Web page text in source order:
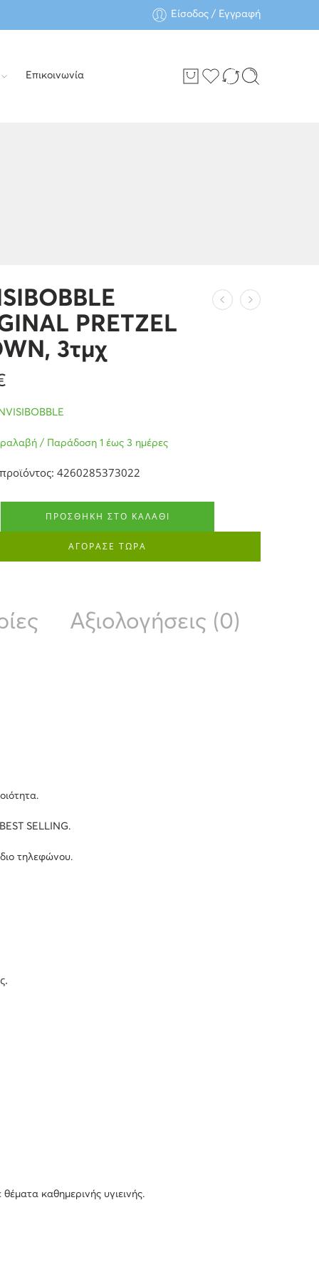
Είσοδος / Εγγραφή
Επικοινωνία
PRETZEL
3τμχ
/ Παράδοση 1 έως 3 ημέρες
4260285373022
ΠΡΟΣΘΉΚΗ ΣΤΟ ΚΑΛΆΘΙ
ΑΓΟΡΑΣΕ ΤΩΡΑ
Αξιολογήσεις (0)
SELLING.
τηλεφώνου.
καθημερινής υγιεινής.